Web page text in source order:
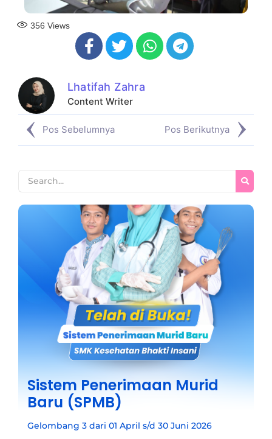
356 Views
Lhatifah Zahra
Content Writer
Pos Sebelumnya Pos Berikutnya
Sistem Penerimaan Murid
Baru (SPMB)
Gelombang 3 dari 01 April s/d 30 Juni 2026